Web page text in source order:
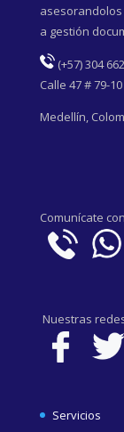
a gestión
(+57) 304
Calle 47 # 79-10
Medellín,
Comunícate
Nuestras
Servicios